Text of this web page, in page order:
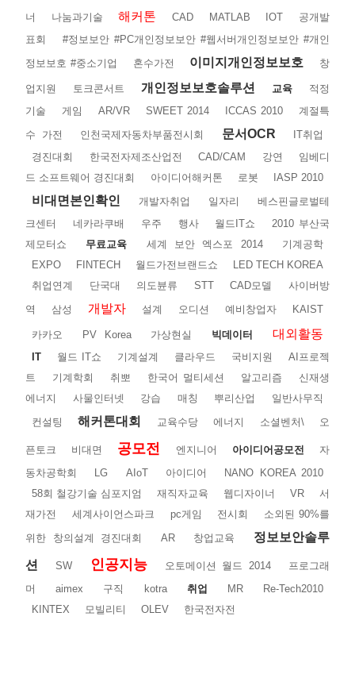
너
나눔과기술 해커톤 CAD MATLAB IOT
공개발
표회
#정보보안 #PC개인정보보안 #웹서버개인정보보안 #개인
정보보호 #중소기업
혼수가전 이미지개인정보보호 창
업지원 토크콘서트 개인정보보호솔루션 교육
적정
기술
게임 AR/VR SWEET 2014 ICCAS 2010
계절특
수 가전
인천국제자동차부품전시회 문서OCR
IT취업
경진대회
한국전자제조산업전 CAD/CAM 강연
임베디
드 소프트웨어 경진대회
아이디어해커톤 로봇 IASP 2010
비대면본인확인 개발자취업 일자리
베스핀글로벌테
크센터
네카라쿠배 우주 행사 월드IT쇼
2010 부산국
제모터쇼
무료교육 세계 보안 엑스포 2014
기계공학
EXPO
FINTECH 월드가전브랜드쇼
LED TECH KOREA
취업연계
단국대 의도뷴류 STT CAD모델
사이버방
역
삼성 개발자 설계 오디션 예비창업자 KAIST
카카오 PV Korea 가상현실 빅데이터 대외활동
IT 월드 IT쇼 기계설계 클라우드 국비지원
AI프로젝
트
기계학회 취뽀 한국어 멀티세션 알고리즘
신재생
에너지
사물인터넷 강습 매칭 뿌리산업
일반사무직
컨설팅
해커톤대회 교육수당 에너지 소셜벤처\ 오
픈토크 비대면 공모전 엔지니어 아이디어공모전
자
동차공학회
LG AIoT 아이디어
NANO KOREA 2010
58회 철강기술 심포지엄
재직자교육 웹디자이너 VR
서
재가전
세계사이언스파크 pc게임 전시회
소외된 90%를
위한 창의설계 경진대회
AR 창업교육 정보보안솔루
션 SW 인공지능 오토메이션 월드 2014
프로그래
머
aimex 구직 kotra 취업 MR
Re-Tech2010
KINTEX
모빌리티 OLEV 한국전자전